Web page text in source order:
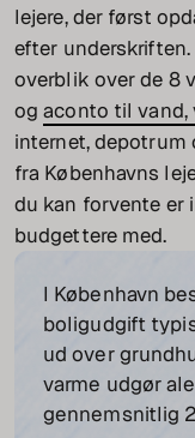
lejere, der først
efter
overblik over de 8
ogaconto til vand,
internet, depotrum
fra Københavns
du kan forvente er
budgettere med.
I København
boligudgift
ud over
varme udgør
gennemsnitlig